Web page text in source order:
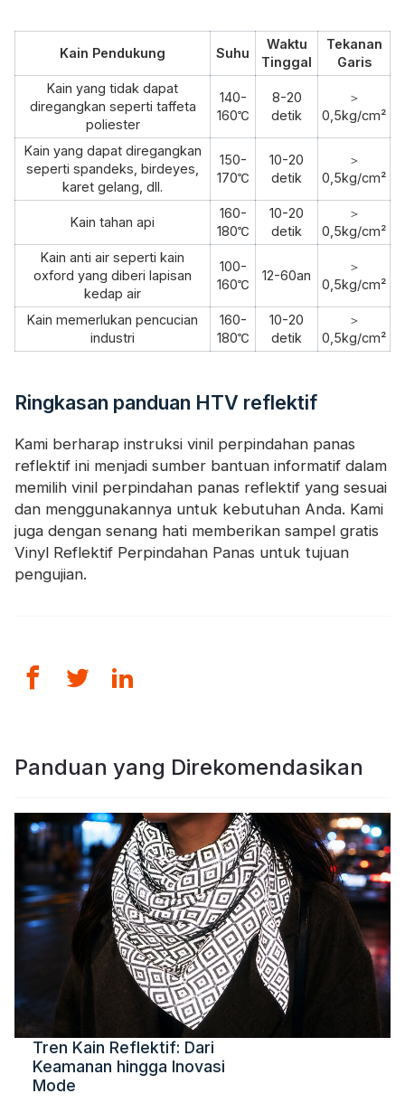
Kain Pendukung Suhu
Waktu
Tinggal
Tekanan
Garis
Kain yang tidak dapat
diregangkan seperti taffeta
poliester
140-
160℃
8-20
detik
＞
0,5kg/cm²
Kain yang dapat diregangkan
seperti spandeks, birdeyes,
karet gelang, dll.
150-
170℃
10-20
detik
＞
0,5kg/cm²
Kain tahan api
160-
180℃
10-20
detik
＞
0,5kg/cm²
Kain anti air seperti kain
oxford yang diberi lapisan
kedap air
100-
160℃
12-60an
＞
0,5kg/cm²
Kain memerlukan pencucian
industri
160-
180℃
10-20
detik
＞
0,5kg/cm²
Ringkasan panduan HTV reflektif
Kami berharap instruksi vinil perpindahan panas
reflektif ini menjadi sumber bantuan informatif dalam
memilih vinil perpindahan panas reflektif yang sesuai
dan menggunakannya untuk kebutuhan Anda. Kami
juga dengan senang hati memberikan sampel gratis
Vinyl Reflektif Perpindahan Panas untuk tujuan
pengujian.
Panduan yang Direkomendasikan
Tren Kain Reflektif: Dari
Keamanan hingga Inovasi
Mode